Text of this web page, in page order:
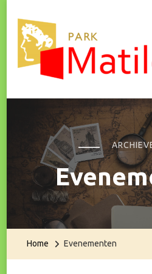
Park Matilo
Home Evenementen